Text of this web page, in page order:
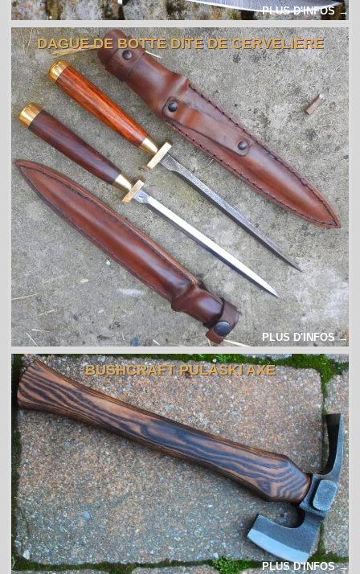
PLUS D'INFOS →
DAGUE DE BOTTE DITE DE CERVELIÈRE
PLUS D'INFOS →
BUSHCRAFT PULASKI AXE
PLUS D'INFOS →